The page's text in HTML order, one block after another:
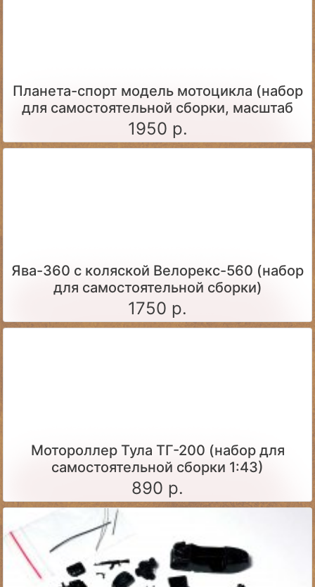
Планета-спорт модель мотоцикла (набор
для самостоятельной сборки, масштаб
1:24)
1950 р.
Ява-360 c коляской Велорекс-560 (набор
для самостоятельной сборки)
1750 р.
Мотороллер Тула ТГ-200 (набор для
самостоятельной сборки 1:43)
890 р.